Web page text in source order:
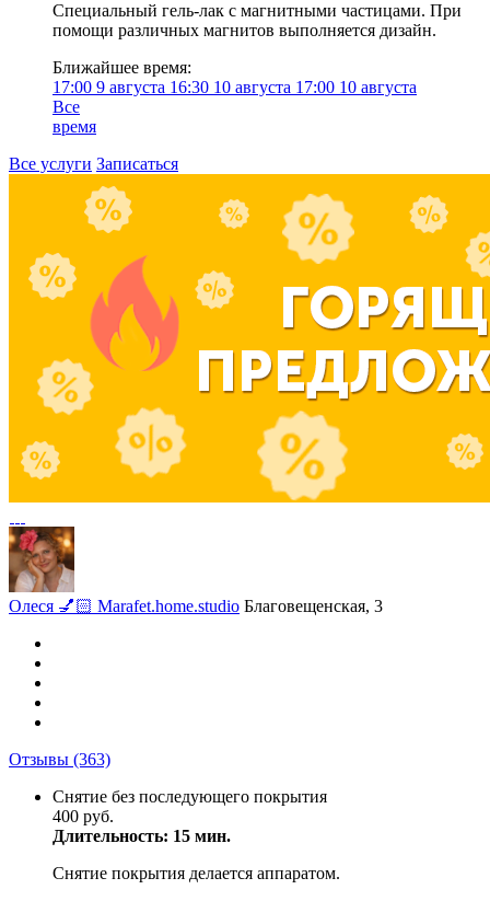
Специальный гель-лак с магнитными частицами. При
помощи различных магнитов выполняется дизайн.
Ближайшее время:
17:00 9 августа 16:30 10 августа 17:00 10 августа
Все
время
Все услуги Записаться
Олеся 💅🏻 Marafet.home.studio Благовещенская, 3
Отзывы (363)
Снятие без последующего покрытия
400 руб.
Длительность: 15 мин.
Снятие покрытия делается аппаратом.